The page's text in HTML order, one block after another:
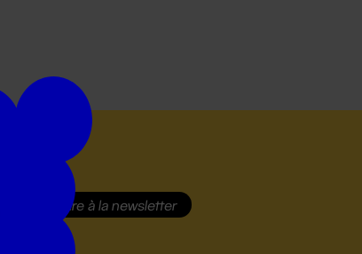
S'inscrire à la newsletter